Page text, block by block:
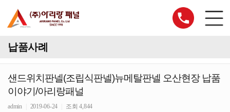
납품사례
샌드위치판넬(조립식판넬)뉴메탈판넬 오산현장 납품
이야기/아리랑패널
admin 2019-06-24
조회 4,844